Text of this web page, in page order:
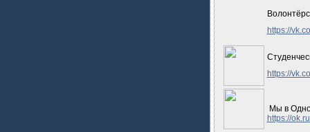
https://
https://
Мы в
https://